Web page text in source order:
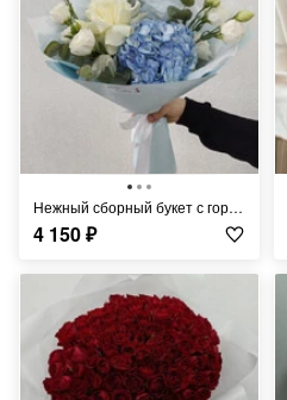
Нежный сборный букет с гортензией и эустомой
4 150₽